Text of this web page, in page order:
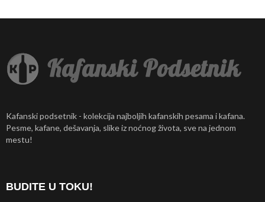
Kafanski podsetnik - kolekcija najboljih kafanskih pesama i kafana.
Pesme, kafane, dešavanja, slike iz noćnog života, sve na jednom
mestu!
BUDITE U TOKU!